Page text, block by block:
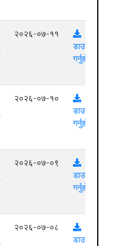
२०२६-०७-११
डाउनलोड
गर्नुहोस्
२०२६-०७-१०
डाउनलोड
गर्नुहोस्
२०२६-०७-०९
डाउनलोड
गर्नुहोस्
२०२६-०७-०८
डाउनलोड